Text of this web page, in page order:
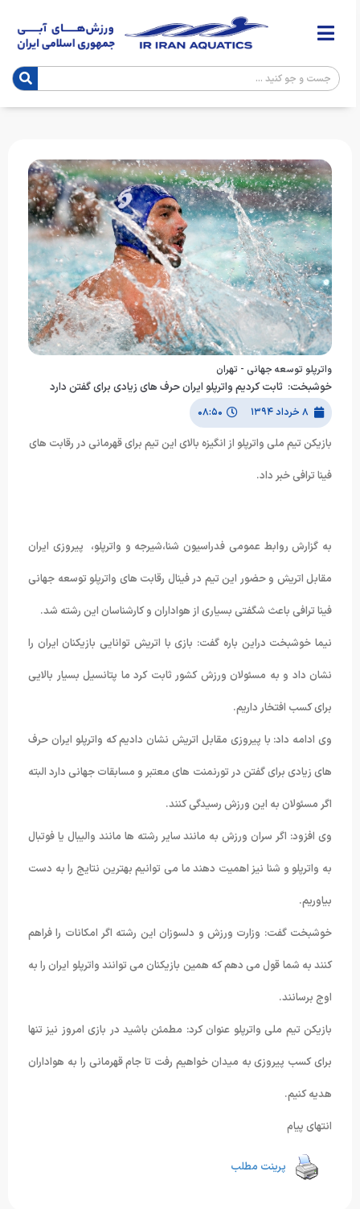
واترپلو توسعه جهانی - تهران
خوشبخت: ثابت کردیم واترپلو ایران حرف های زیادی برای گفتن دارد
۸ خرداد ۱۳۹۴ ۰۸:۵۰
بازیکن تیم ملی واترپلو از انگیزه بالای این تیم برای قهرمانی در رقابت های
فینا ترافی خبر داد.
به گزارش روابط عمومی فدراسیون شنا،شیرجه و واترپلو، پیروزی ایران
مقابل اتریش و حضور این تیم در فینال رقابت های واترپلو توسعه جهانی
فینا ترافی باعث شگفتی بسیاری از هواداران و کارشناسان این رشته شد.
نیما خوشبخت دراین باره گفت: بازی با اتریش توانایی بازیکنان ایران را
نشان داد و به مسئولان ورزش کشور ثابت کرد ما پتانسیل بسیار بالایی
برای کسب افتخار داریم.
وی ادامه داد: با پیروزی مقابل اتریش نشان دادیم که واترپلو ایران حرف
های زیادی برای گفتن در تورنمنت های معتبر و مسابقات جهانی دارد البته
اگر مسئولان به این ورزش رسیدگی کنند.
وی افزود: اگر سران ورزش به مانند سایر رشته ها مانند والیبال یا فوتبال
به واترپلو و شنا نیز اهمیت دهند ما می توانیم بهترین نتایج را به دست
بیاوریم.
خوشبخت گفت: وزارت ورزش و دلسوزان این رشته اگر امکانات را فراهم
کنند به شما قول می دهم که همین بازیکنان می توانند واترپلو ایران را به
اوج برسانند.
بازیکن تیم ملی واترپلو عنوان کرد: مطمئن باشید در بازی امروز نیز تنها
برای کسب پیروزی به میدان خواهیم رفت تا جام قهرمانی را به هواداران
هدیه کنیم.
انتهای پیام
پرینت مطلب